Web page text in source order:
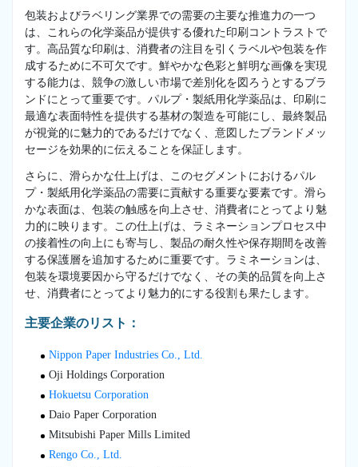
包装およびラベリング業界での需要の主要な推進力の一つ
は、これらの化学薬品が提供する優れた印刷コントラストで
す。高品質な印刷は、消費者の注目を引くラベルや包装を作
成するために不可欠です。鮮やかな色彩と鮮明な画像を実現
する能力は、競争の激しい市場で差別化を図ろうとするブラ
ンドにとって重要です。パルプ・製紙用化学薬品は、印刷に
最適な表面特性を提供する基材の製造を可能にし、最終製品
が視覚的に魅力的であるだけでなく、意図したブランドメッ
セージを効果的に伝えることを保証します。
さらに、滑らかな仕上げは、このセグメントにおけるパル
プ・製紙用化学薬品の需要に貢献する重要な要素です。滑ら
かな表面は、包装の触感を向上させ、消費者にとってより魅
力的に映ります。この仕上げは、ラミネーションプロセス中
の接着性の向上にも寄与し、製品の耐久性や保存期間を改善
する保護層を追加するために重要です。ラミネーションは、
包装を環境要因から守るだけでなく、その美的品質を向上さ
せ、消費者にとってより魅力的にする役割も果たします。
主要企業のリスト：
Nippon Paper Industries Co., Ltd.
Oji Holdings Corporation
Hokuetsu Corporation
Daio Paper Corporation
Mitsubishi Paper Mills Limited
Rengo Co., Ltd.